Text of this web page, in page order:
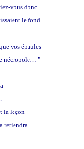
vous donc
le fond
vos épaules
nécropole… "
la leçon
retiendra.